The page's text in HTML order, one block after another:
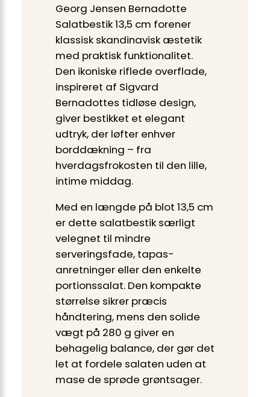
Georg Jensen Bernadotte
Salatbestik 13,5 cm forener
klassisk skandinavisk æstetik
med praktisk funktionalitet.
Den ikoniske riflede overflade,
inspireret af Sigvard
Bernadottes tidløse design,
giver bestikket et elegant
udtryk, der løfter enhver
borddækning – fra
hverdagsfrokosten til den lille,
intime middag.
Med en længde på blot 13,5 cm
er dette salatbestik særligt
velegnet til mindre
serveringsfade, tapas-
anretninger eller den enkelte
portionssalat. Den kompakte
størrelse sikrer præcis
håndtering, mens den solide
vægt på 280 g giver en
behagelig balance, der gør det
let at fordele salaten uden at
mase de sprøde grøntsager.